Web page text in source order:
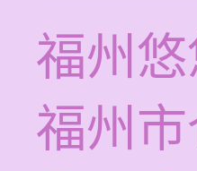
福州
福州